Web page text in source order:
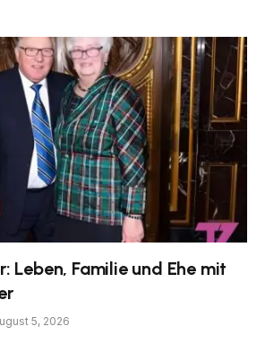
Leben, Familie und Ehe mit
5, 2026